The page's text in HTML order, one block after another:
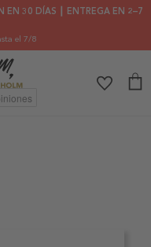
EN 30 DÍAS ┃ ENTREGA EN 2–7
el 7/8